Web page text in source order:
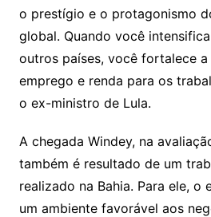
o prestígio e o protagonismo
global. Quando você
outros países, você fortalece
emprego e renda para os
o ex-ministro de Lula.
A chegada Windey, na
também é resultado de um
realizado na Bahia. Para ele, o
um ambiente favorável aos